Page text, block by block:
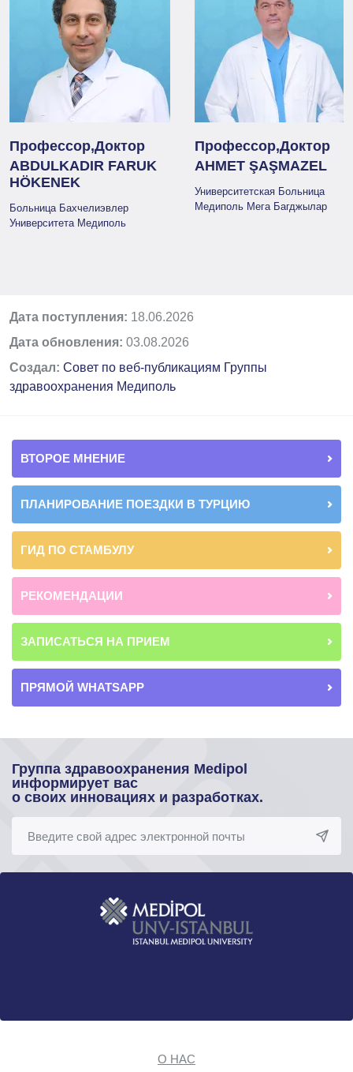
Профессор,Доктор
ABDULKADIR FARUK
HÖKENEK
Больница Бахчелиэвлер
Университета Медиполь
Профессор,Доктор
AHMET ŞAŞMAZEL
Университетская Больница
Медиполь Мега Багджылар
Дата поступления: 18.06.2026
Дата обновления: 03.08.2026
Создал: Совет по веб-публикациям Группы
здравоохранения Медиполь
ВТОРОЕ МНЕНИЕ
ПЛАНИРОВАНИЕ ПОЕЗДКИ В ТУРЦИЮ
ГИД ПО СТАМБУЛУ
РЕКОМЕНДАЦИИ
ЗАПИСАТЬСЯ НА ПРИЕМ
ПРЯМОЙ WHATSAPP
Группа здравоохранения Medipol
информирует вас
о своих инновациях и разработках.
О НАС